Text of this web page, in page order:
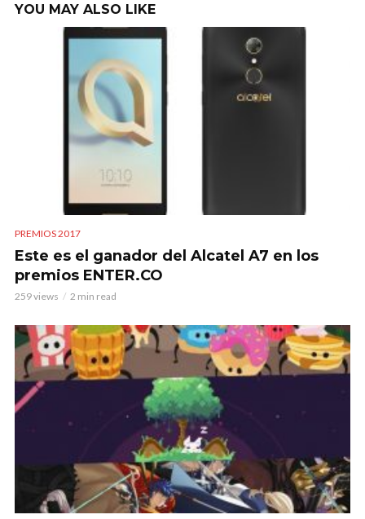
YOU MAY ALSO LIKE
PREMIOS 2017
Este es el ganador del Alcatel A7 en los
premios ENTER.CO
259 views 2 min read